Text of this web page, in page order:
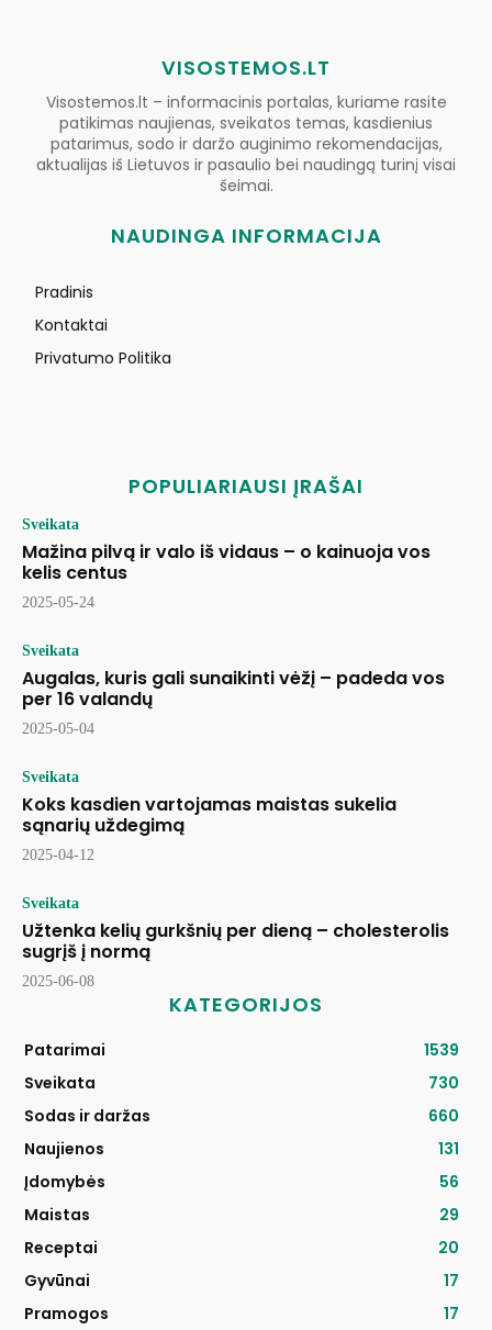
VISOSTEMOS.LT
Visostemos.lt – informacinis portalas, kuriame rasite
patikimas naujienas, sveikatos temas, kasdienius
patarimus, sodo ir daržo auginimo rekomendacijas,
aktualijas iš Lietuvos ir pasaulio bei naudingą turinį visai
šeimai.
NAUDINGA INFORMACIJA
Pradinis
Kontaktai
Privatumo Politika
POPULIARIAUSI ĮRAŠAI
Sveikata
Mažina pilvą ir valo iš vidaus – o kainuoja vos
kelis centus
2025-05-24
Sveikata
Augalas, kuris gali sunaikinti vėžį – padeda vos
per 16 valandų
2025-05-04
Sveikata
Koks kasdien vartojamas maistas sukelia
sąnarių uždegimą
2025-04-12
Sveikata
Užtenka kelių gurkšnių per dieną – cholesterolis
sugrįš į normą
2025-06-08
KATEGORIJOS
Patarimai
1539
Sveikata
730
Sodas ir daržas
660
Naujienos
131
Įdomybės
56
Maistas
29
Receptai
20
Gyvūnai
17
Pramogos
17